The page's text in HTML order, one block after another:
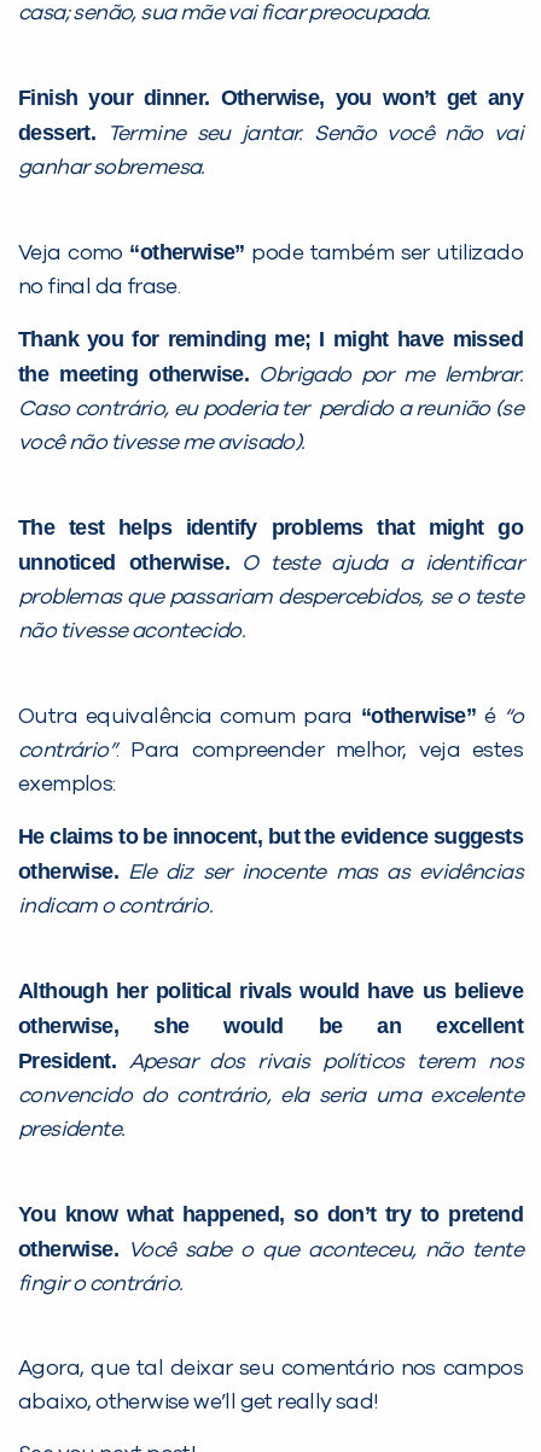
casa; senão, sua mãe vai ficar preocupada.
Finish your dinner. Otherwise, you won’t get any
dessert.
Termine seu jantar. Senão você não vai
ganhar sobremesa.
Veja como “otherwise” pode também ser utilizado
no final da frase.
Thank you for reminding me; I might have missed
the meeting otherwise. Obrigado por me lembrar.
Caso contrário, eu poderia ter perdido a reunião (se
você não tivesse me avisado).
The test helps identify problems that might go
unnoticed otherwise.O teste ajuda a identificar
problemas que passariam despercebidos, se o teste
não tivesse acontecido.
Outra equivalência comum para “otherwise” é “o
contrário”. Para compreender melhor, veja estes
exemplos:
He claims to be innocent, but the evidence suggests
otherwise. Ele diz ser inocente mas as evidências
indicam o contrário.
Although her political rivals would have us believe
otherwise, she would be an excellent
President. Apesar dos rivais políticos terem nos
convencido do contrário, ela seria uma excelente
presidente.
You know what happened, so don’t try to pretend
otherwise. Você sabe o que aconteceu, não tente
fingir o contrário.
Agora, que tal deixar seu comentário nos campos
abaixo, otherwise we’ll get really sad!